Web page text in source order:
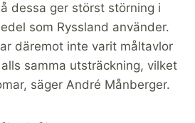
dessa ger störst störning i
som Ryssland använder.
däremot inte varit måltavlor
samma utsträckning, vilket
säger André Månberger.